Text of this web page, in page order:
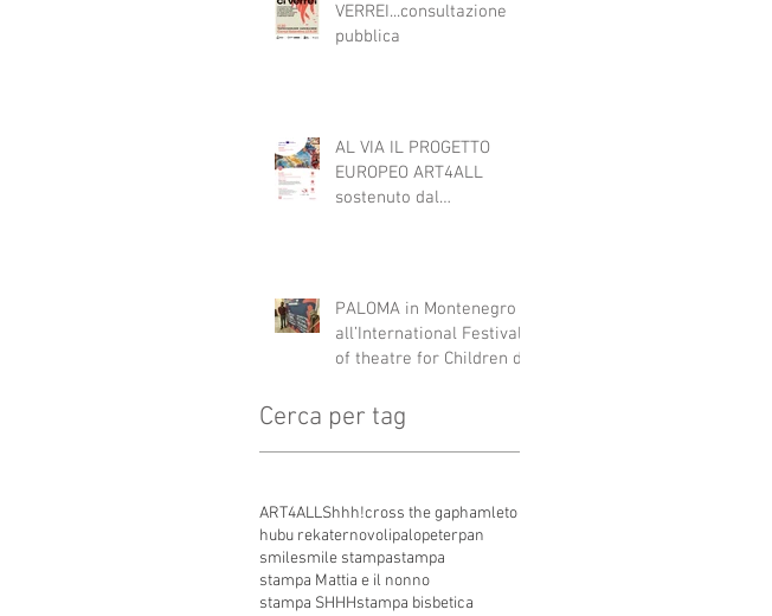
VERREI...consultazione
pubblica
AL VIA IL PROGETTO
EUROPEO ART4ALL
sostenuto dal
Montenegro.
PALOMA in Montenegro
all’International Festival
of theatre for Children di
Cerca per tag
ART4ALLShhh!cross the gaphamleto
hubu rekaternovolipalopeterpan
smilesmile stampastampa
stampa Mattia e il nonno
stampa SHHHstampa bisbetica